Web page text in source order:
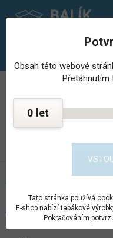
PROVOZOVNA
KATEGORIE
Obsah této webové
Přetáhnutím
0
Tato stránka používá
E-shop nabízí tabákové
Pokračováním